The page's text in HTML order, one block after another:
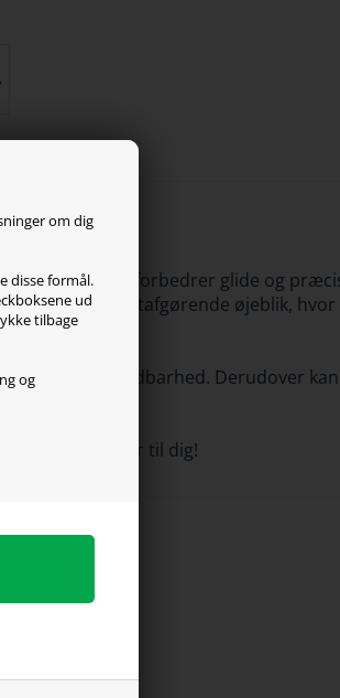
om dig
disse formål.
ud
tilbage
og
som forbedrer glide og
bordet i et altafgørende øjeblik, hvor
en lang holdbarhed. Derudover kan
ny.
en, der passer til dig!